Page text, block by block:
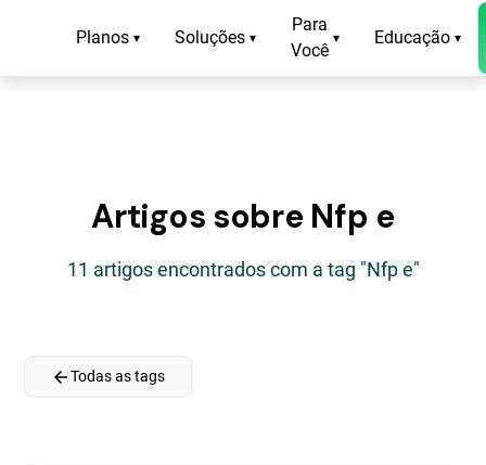
Planos ▾ Soluções ▾
Para
Você
▾ Educação ▾
Artigos sobre Nfp e
11 artigos encontrados com a tag "Nfp e"
arrow_backTodas as tags